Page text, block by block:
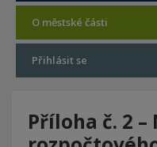
O městské části
Přihlásit se
Příloha č. 2 –